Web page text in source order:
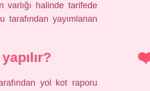
halinde tarifede
tarafından yayımlanan
yol kot raporu